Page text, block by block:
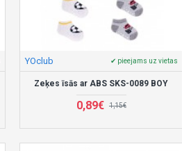
YOclub ✔ pieejams uz vietas
Zeķes īsās ar ABS SKS-0089 BOY
0,89€ 1,15€